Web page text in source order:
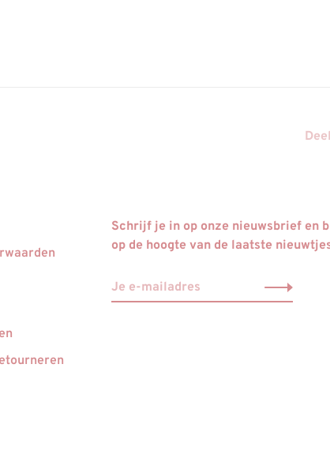
Schrijf je in op onze nieuwsbrief en
op de hoogte van de laatste